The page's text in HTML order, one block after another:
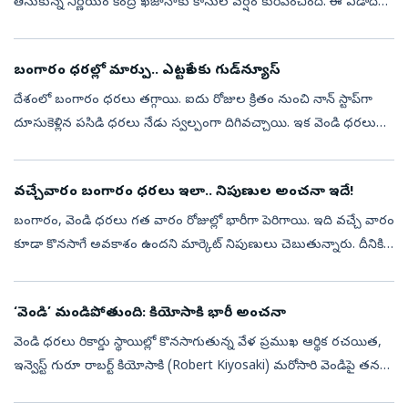
బంగారం ధరల్లో మార్పు.. ఎట్టకేలకు గుడ్‌న్యూస్‌
దేశంలో బంగారం ధరలు తగ్గాయి. ఐదు రోజుల క్రితం నుంచి నాన్‌ స్టాప్‌గా
దూసుకెళ్లిన పసిడి ధరలు నేడు స్వల్పంగా దిగివచ్చాయి. ఇక వెండి ధరలు
వచ్చేవారం బంగారం ధరలు ఇలా.. నిపుణుల అంచనా ఇదే!
బంగారం, వెండి ధరలు గత వారం రోజుల్లో భారీగా పెరిగాయి. ఇది వచ్చే వారం
కూడా కొనసాగే అవకాశం ఉందని మార్కెట్ నిపుణులు చెబుతున్నారు. దీనికి
‘వెండి’ మండిపోతుంది: కియోసాకి భారీ అంచనా
వెండి ధరలు రికార్డు స్థాయిల్లో కొనసాగుతున్న వేళ ప్రముఖ ఆర్థిక రచయిత,
ఇన్వెస్ట్‌ గురూ రాబర్ట్‌ కియోసాకి (Robert Kiyosaki) మరోసారి వెండిపై తన